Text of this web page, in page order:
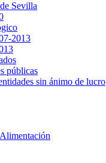
Sevilla
2013
públicas
sin ánimo de lucro